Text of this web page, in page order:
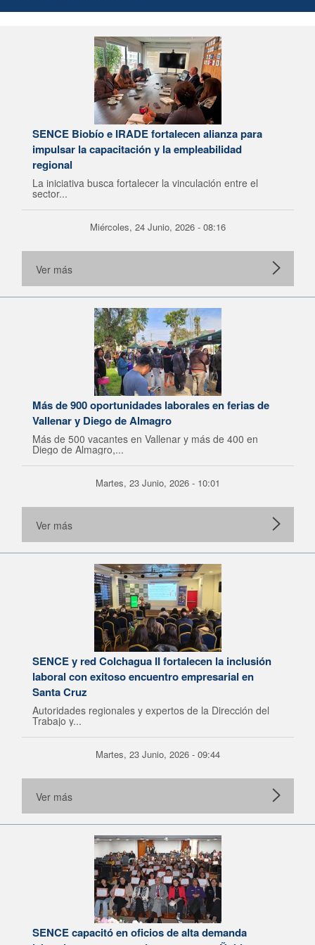
SENCE Biobío e IRADE fortalecen alianza para
impulsar la capacitación y la empleabilidad
regional
La iniciativa busca fortalecer la vinculación entre el
sector...
Miércoles, 24 Junio, 2026 - 08:16
Ver más
Más de 900 oportunidades laborales en ferias de
Vallenar y Diego de Almagro
Más de 500 vacantes en Vallenar y más de 400 en
Diego de Almagro,...
Martes, 23 Junio, 2026 - 10:01
Ver más
SENCE y red Colchagua II fortalecen la inclusión
laboral con exitoso encuentro empresarial en
Santa Cruz
Autoridades regionales y expertos de la Dirección del
Trabajo y...
Martes, 23 Junio, 2026 - 09:44
Ver más
SENCE capacitó en oficios de alta demanda